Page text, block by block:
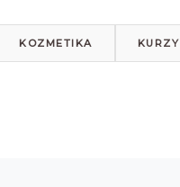
KOZMETIKA KURZY